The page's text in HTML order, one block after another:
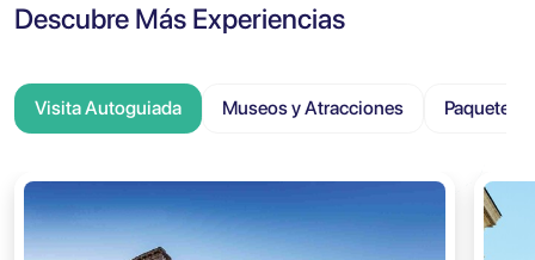
Descubre Más Experiencias
Visita Autoguiada Museos y Atracciones Paquete